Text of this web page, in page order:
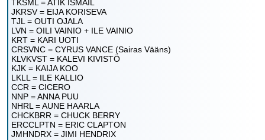
TKSML = ATIK ISMAIL
JKRSV = EIJA KORISEVA
TJL = OUTI OJALA
LVN = OILI VAINIO + ILE VAINIO
KRT = KARI UOTI
CRSVNC = CYRUS VANCE (Sairas Vääns)
KLVKVST = KALEVI KIVISTÖ
KJK = KAIJA KOO
LKLL = ILE KALLIO
CCR = CICERO
NNP = ANNA PUU
NHRL = AUNE HAARLA
CHCKBRR = CHUCK BERRY
ERCCLPTN = ERIC CLAPTON
JMHNDRX = JIMI HENDRIX